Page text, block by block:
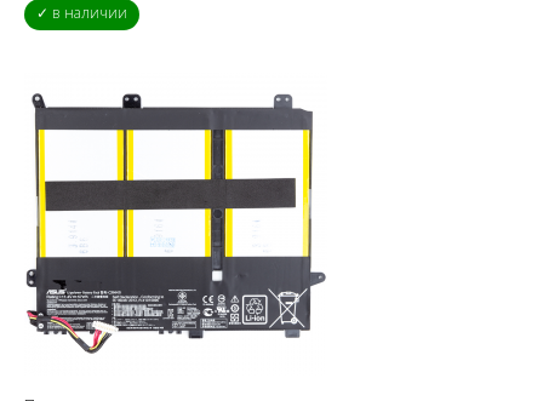
✓ в наличии